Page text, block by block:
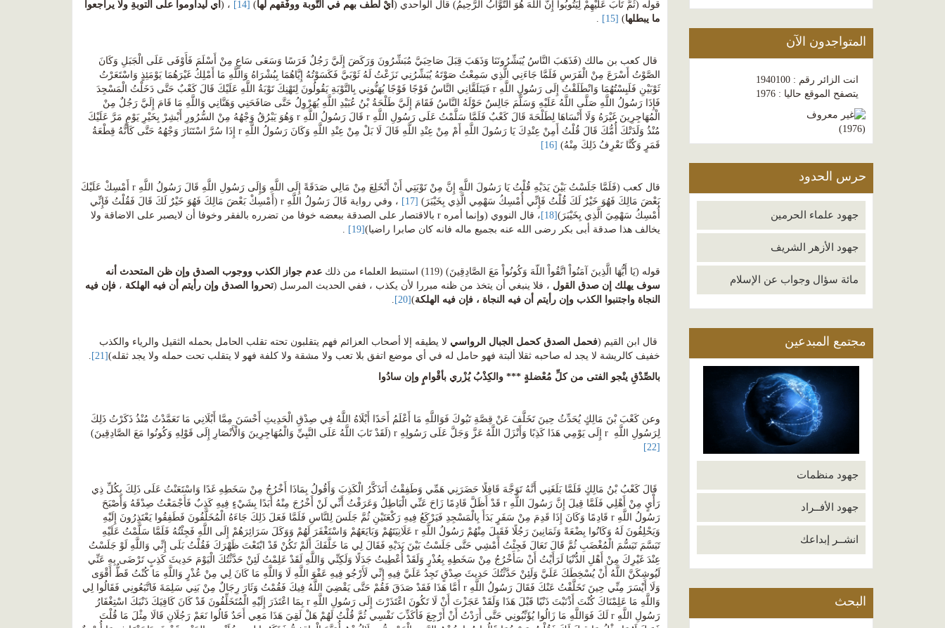
المتواجدون الآن
انت الزائر رقم : 1940100
يتصفح الموقع حاليا : 1976
(
1976
)
حرس الحدود
جهود علماء الحرمين
جهود الأزهر الشريف
مائة سؤال وجواب عن الإسلام
مجتمع المبدعين
جهود منظمات
جهود الأفــراد
انشــر إبداعك
البحث
قوله (ثُمَّ تَابَ عَلَيْهِمْ لِيَتُوبُواْ إِنَّ اللّهَ هُوَ التَّوَّابُ الرَّحِيمُ) قال الواحدي ( أَيْ لطف بهم في التَّوبة ووفَّقهم لها)
[14] ، ( أي ليداوموا على التوبةِ ولا يراجعوا
ما يبطلها)
[15]
.
قال كعب بن مالك (فَذَهَبَ النَّاسُ يُبَشِّرُونَنَا وَذَهَبَ قِبَلَ صَاحِبَيَّ مُبَشِّرُونَ وَرَكَضَ إِلَيَّ رَجُلٌ فَرَسًا وَسَعَى سَاعٍ مِنْ أَسْلَمَ فَأَوْفَى عَلَى الْجَبَلِ وَكَانَ
الصَّوْتُ أَسْرَعَ مِنْ الْفَرَسِ فَلَمَّا جَاءَنِي الَّذِي سَمِعْتُ صَوْتَهُ يُبَشِّرُنِي نَزَعْتُ لَهُ ثَوْبَيَّ فَكَسَوْتُهُ إِيَّاهُمَا بِبُشْرَاهُ وَاللَّهِ مَا أَمْلِكُ غَيْرَهُمَا يَوْمَئِذٍ وَاسْتَعَرْتُ
ثَوْبَيْنِ فَلَبِسْتُهُمَا وَانْطَلَقْتُ إِلَى رَسُولِ اللَّهِ r فَيَتَلَقَّانِي النَّاسُ فَوْجًا فَوْجًا يُهَنُّونِي بِالتَّوْبَةِ يَقُولُونَ لِتَهْنِكَ تَوْبَةُ اللَّهِ عَلَيْكَ قَالَ كَعْبٌ حَتَّى دَخَلْتُ الْمَسْجِدَ
فَإِذَا رَسُولُ اللَّهِ صَلَّى اللَّهُ عَلَيْهِ وَسَلَّمَ جَالِسٌ حَوْلَهُ النَّاسُ فَقَامَ إِلَيَّ طَلْحَةُ بْنُ عُبَيْدِ اللَّهِ يُهَرْوِلُ حَتَّى صَافَحَنِي وَهَنَّانِي وَاللَّهِ مَا قَامَ إِلَيَّ رَجُلٌ مِنْ
الْمُهَاجِرِينَ غَيْرَهُ وَلَا أَنْسَاهَا لِطَلْحَةَ قَالَ كَعْبٌ فَلَمَّا سَلَّمْتُ عَلَى رَسُولِ اللَّهِ r قَالَ رَسُولُ اللَّهِ r وَهُوَ يَبْرُقُ وَجْهُهُ مِنْ السُّرُورِ أَبْشِرْ بِخَيْرِ يَوْمٍ مَرَّ عَلَيْكَ
مُنْذُ وَلَدَتْكَ أُمُّكَ قَالَ قُلْتُ أَمِنْ عِنْدِكَ يَا رَسُولَ اللَّهِ أَمْ مِنْ عِنْدِ اللَّهِ قَالَ لَا بَلْ مِنْ عِنْدِ اللَّهِ وَكَانَ رَسُولُ اللَّهِ r إِذَا سُرَّ اسْتَنَارَ وَجْهُهُ حَتَّى كَأَنَّهُ قِطْعَةُ
قَمَرٍ وَكُنَّا نَعْرِفُ ذَلِكَ مِنْهُ) [16]
قال كعب (فَلَمَّا جَلَسْتُ بَيْنَ يَدَيْهِ قُلْتُ يَا رَسُولَ اللَّهِ إِنَّ مِنْ تَوْبَتِي أَنْ أَنْخَلِعَ مِنْ مَالِي صَدَقَةً إِلَى اللَّهِ وَإِلَى رَسُولِ اللَّهِ قَالَ رَسُولُ اللَّهِ r أَمْسِكْ عَلَيْكَ
بَعْضَ مَالِكَ فَهُوَ خَيْرٌ لَكَ قُلْتُ فَإِنِّي أُمْسِكُ سَهْمِي الَّذِي بِخَيْبَرَ) [17]
، وفي رواية قَالَ رَسُولُ اللَّهِ r (أَمْسِكْ بَعْضَ مَالِكَ فَهُوَ خَيْرٌ لَكَ قَالَ فَقُلْتُ فَإِنِّي
أُمْسِكُ سَهْمِيَ الَّذِي بِخَيْبَرَ)[18]
، قال النووي (وإنما أمره r بالاقتصار على الصدقة ببعضه خوفا من تضرره بالفقر وخوفا أن لايصبر على الاضاقة ولا
يخالف هذا صدقة أبى بكر رضى الله عنه بجميع ماله فانه كان صابرا راضيا)[19]
.
قوله (يَا أَيُّهَا الَّذِينَ آمَنُواْ اتَّقُواْ اللّهَ وَكُونُواْ مَعَ الصَّادِقِينَ) (119) استنبط العلماء من ذلك
عدم جواز الكذب ووجوب الصدق وإن ظن المتحدث أنه
سوف يهلك إن صدق القول ، فلا ينبغي أن يتخذ من ظنه مبررا لأن يكذب ، ففي الحديث المرسل (تحروا الصدق وإن رأيتم أن فيه الهلكة ،فإن فيه
النجاة واجتنبوا الكذب وإن رأيتم أن فيه النجاة ، فإن فيه الهلكة)
[20]
.
قال ابن القيم (فحمل الصدق كحمل الجبال الرواسي لا يطيقه إلا أصحاب العزائم فهم يتقلبون تحته تقلب الحامل بحمله الثقيل والرياء والكذب
خفيف كالريشة لا يجد له صاحبه ثقلا ألبتة فهو حامل له في أي موضع اتفق بلا تعب ولا مشقة ولا كلفة فهو لا يتقلب تحت حمله ولا يجد ثقله)[21]
.
بالصِّدْقِ ينْجو الفتى من كلِّ مُعْضلةٍ ***والكِذْبُ يُزْري بأقْوامٍ وإن سادُوا
وعن كَعْبَ بْنَ مَالِكٍ يُحَدِّثُ حِينَ تَخَلَّفَ عَنْ قِصَّةِ تَبُوكَ فَوَاللَّهِ مَا أَعْلَمُ أَحَدًا أَبْلَاهُ اللَّهُ فِي صِدْقِ الْحَدِيثِ أَحْسَنَ مِمَّا أَبْلَانِي مَا تَعَمَّدْتُ مُنْذُ ذَكَرْتُ ذَلِكَ
لِرَسُولِ اللَّهِ r إِلَى يَوْمِي هَذَا كَذِبًا وَأَنْزَلَ اللَّهُ عَزَّ وَجَلَّ عَلَى رَسُولِهِ r (لَقَدْ تَابَ اللَّهُ عَلَى النَّبِيِّ وَالْمُهَاجِرِينَ وَالْأَنْصَارِ إِلَى قَوْلِهِ وَكُونُوا مَعَ الصَّادِقِينَ)
[22]
قَالَ كَعْبُ بْنُ مَالِكٍ فَلَمَّا بَلَغَنِي أَنَّهُ تَوَجَّهَ قَافِلًا حَضَرَنِي هَمِّي وَطَفِقْتُ أَتَذَكَّرُ الْكَذِبَ وَأَقُولُ بِمَاذَا أَخْرُجُ مِنْ سَخَطِهِ غَدًا وَاسْتَعَنْتُ عَلَى ذَلِكَ بِكُلِّ ذِي
رَأْيٍ مِنْ أَهْلِي فَلَمَّا قِيلَ إِنَّ رَسُولَ اللَّهِ r قَدْ أَظَلَّ قَادِمًا زَاحَ عَنِّي الْبَاطِلُ وَعَرَفْتُ أَنِّي لَنْ أَخْرُجَ مِنْهُ أَبَدًا بِشَيْءٍ فِيهِ كَذِبٌ فَأَجْمَعْتُ صِدْقَهُ وَأَصْبَحَ
رَسُولُ اللَّهِ r قَادِمًا وَكَانَ إِذَا قَدِمَ مِنْ سَفَرٍ بَدَأَ بِالْمَسْجِدِ فَيَرْكَعُ فِيهِ رَكْعَتَيْنِ ثُمَّ جَلَسَ لِلنَّاسِ فَلَمَّا فَعَلَ ذَلِكَ جَاءَهُ الْمُخَلَّفُونَ فَطَفِقُوا يَعْتَذِرُونَ إِلَيْهِ
وَيَحْلِفُونَ لَهُ وَكَانُوا بِضْعَةً وَثَمَانِينَ رَجُلًا فَقَبِلَ مِنْهُمْ رَسُولُ اللَّهِ r عَلَانِيَتَهُمْ وَبَايَعَهُمْ وَاسْتَغْفَرَ لَهُمْ وَوَكَلَ سَرَائِرَهُمْ إِلَى اللَّهِ فَجِئْتُهُ فَلَمَّا سَلَّمْتُ عَلَيْهِ
تَبَسَّمَ تَبَسُّمَ الْمُغْضَبِ ثُمَّ قَالَ تَعَالَ فَجِئْتُ أَمْشِي حَتَّى جَلَسْتُ بَيْنَ يَدَيْهِ فَقَالَ لِي مَا خَلَّفَكَ أَلَمْ تَكُنْ قَدْ ابْتَعْتَ ظَهْرَكَ فَقُلْتُ بَلَى إِنِّي وَاللَّهِ لَوْ جَلَسْتُ
عِنْدَ غَيْرِكَ مِنْ أَهْلِ الدُّنْيَا لَرَأَيْتُ أَنْ سَأَخْرُجُ مِنْ سَخَطِهِ بِعُذْرٍ وَلَقَدْ أُعْطِيتُ جَدَلًا وَلَكِنِّي وَاللَّهِ لَقَدْ عَلِمْتُ لَئِنْ حَدَّثْتُكَ الْيَوْمَ حَدِيثَ كَذِبٍ تَرْضَى بِهِ عَنِّي
لَيُوشِكَنَّ اللَّهُ أَنْ يُسْخِطَكَ عَلَيَّ وَلَئِنْ حَدَّثْتُكَ حَدِيثَ صِدْقٍ تَجِدُ عَلَيَّ فِيهِ إِنِّي لَأَرْجُو فِيهِ عَفْوَ اللَّهِ لَا وَاللَّهِ مَا كَانَ لِي مِنْ عُذْرٍ وَاللَّهِ مَا كُنْتُ قَطُّ أَقْوَى
وَلَا أَيْسَرَ مِنِّي حِينَ تَخَلَّفْتُ عَنْكَ فَقَالَ رَسُولُ اللَّهِ r أَمَّا هَذَا فَقَدْ صَدَقَ فَقُمْ حَتَّى يَقْضِيَ اللَّهُ فِيكَ فَقُمْتُ وَثَارَ رِجَالٌ مِنْ بَنِي سَلِمَةَ فَاتَّبَعُونِي فَقَالُوا لِي
وَاللَّهِ مَا عَلِمْنَاكَ كُنْتَ أَذْنَبْتَ ذَنْبًا قَبْلَ هَذَا وَلَقَدْ عَجَزْتَ أَنْ لَا تَكُونَ اعْتَذَرْتَ إِلَى رَسُولِ اللَّهِ r بِمَا اعْتَذَرَ إِلَيْهِ الْمُتَخَلِّفُونَ قَدْ كَانَ كَافِيَكَ ذَنْبَكَ اسْتِغْفَارُ
رَسُولِ اللَّهِ r لَكَ فَوَاللَّهِ مَا زَالُوا يُؤَنِّبُونِي حَتَّى أَرَدْتُ أَنْ أَرْجِعَ فَأُكَذِّبَ نَفْسِي ثُمَّ قُلْتُ لَهُمْ هَلْ لَقِيَ هَذَا مَعِي أَحَدٌ قَالُوا نَعَمْ رَجُلَانِ قَالَا مِثْلَ مَا قُلْتَ